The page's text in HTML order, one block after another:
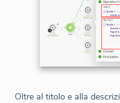
Oltre al titolo e alla